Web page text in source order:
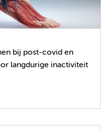
bij post-covid en
langdurige inactiviteit